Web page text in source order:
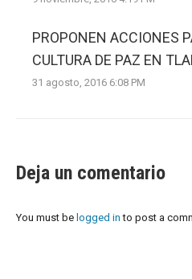
PROPONEN ACCIONES
CULTURA DE PAZ EN
31 agosto, 2016 6:08 PM
Deja un comentario
You must be logged in to post a